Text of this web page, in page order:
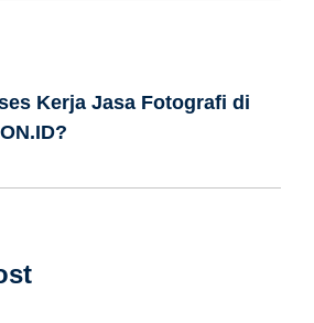
Kerja Jasa Fotografi di